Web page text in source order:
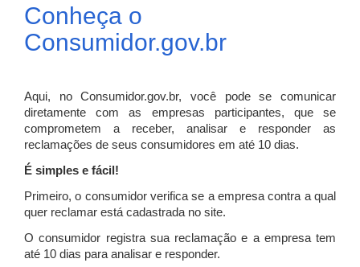
Conheça o
Consumidor.gov.br
Aqui, no Consumidor.gov.br, você pode se comunicar
diretamente com as empresas participantes, que se
comprometem a receber, analisar e responder as
reclamações de seus consumidores em até 10 dias.
É simples e fácil!
Primeiro, o consumidor verifica se a empresa contra a qual
quer reclamar está cadastrada no site.
O consumidor registra sua reclamação e a empresa tem
até 10 dias para analisar e responder.